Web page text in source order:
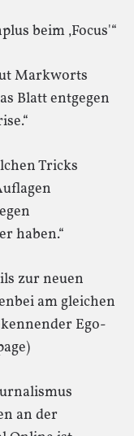
beim ‚Focus'“
Markworts
Blatt entgegen
Tricks
haben.“
zur neuen
am gleichen
Ego-
an der